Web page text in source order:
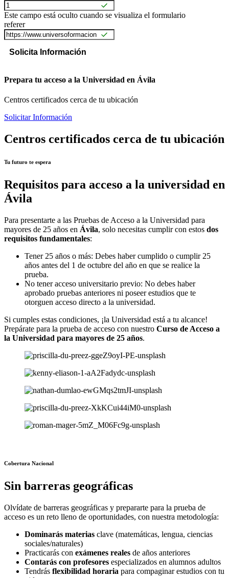
Este campo está oculto cuando se visualiza el formulario
referer
Prepara tu acceso a la Universidad en Ávila
Centros certificados cerca de tu ubicación
Solicitar Información
Centros certificados cerca de tu ubicación
Tu futuro te espera
Requisitos para acceso a la universidad en
Ávila
Para presentarte a las Pruebas de Acceso a la Universidad para
mayores de 25 años en Ávila, solo necesitas cumplir con estos dos
requisitos fundamentales:
Tener 25 años o más: Debes haber cumplido o cumplir 25
años antes del 1 de octubre del año en que se realice la
prueba.
No tener acceso universitario previo: No debes haber
aprobado pruebas anteriores ni poseer estudios que te
otorguen acceso directo a la universidad.
Si cumples estas condiciones, ¡la Universidad está a tu alcance!
Prepárate para la prueba de acceso con nuestro Curso de Acceso a
la Universidad para mayores de 25 años.
Cobertura Nacional
Sin barreras geográficas
Olvídate de barreras geográficas y prepararte para la prueba de
acceso es un reto lleno de oportunidades, con nuestra metodología:
Dominarás materias clave (matemáticas, lengua, ciencias
sociales/naturales)
Practicarás con exámenes reales de años anteriores
Contarás con profesores especializados en alumnos adultos
Tendrás flexibilidad horaria para compaginar estudios con tu